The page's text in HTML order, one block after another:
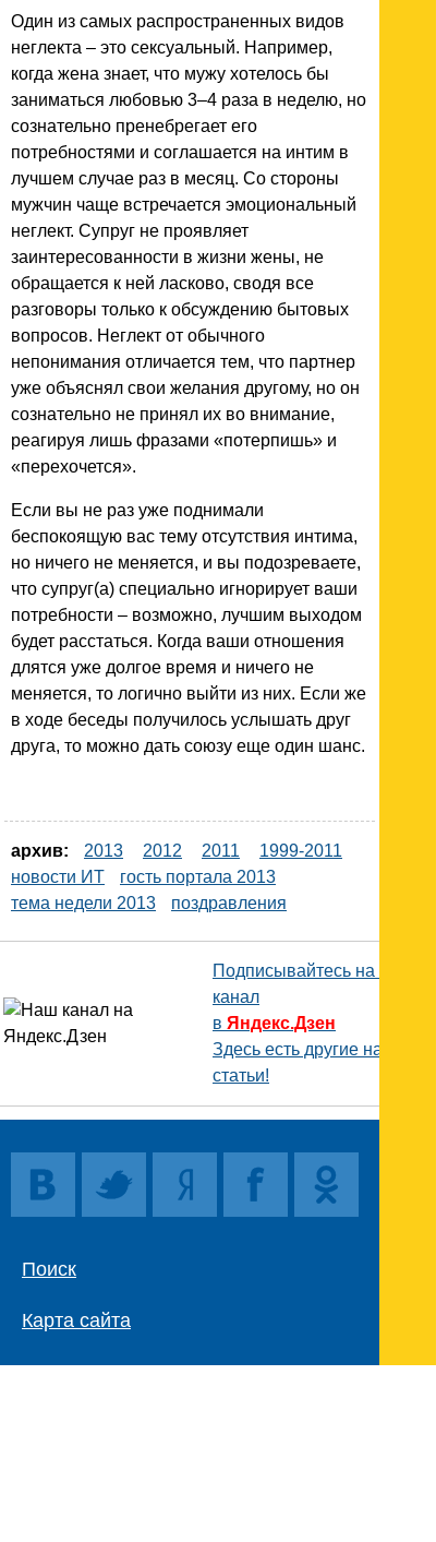
Один из самых распространенных видов
неглекта – это сексуальный. Например,
когда жена знает, что мужу хотелось бы
заниматься любовью 3–4 раза в неделю, но
сознательно пренебрегает его
потребностями и соглашается на интим в
лучшем случае раз в месяц. Со стороны
мужчин чаще встречается эмоциональный
неглект. Супруг не проявляет
заинтересованности в жизни жены, не
обращается к ней ласково, сводя все
разговоры только к обсуждению бытовых
вопросов. Неглект от обычного
непонимания отличается тем, что партнер
уже объяснял свои желания другому, но он
сознательно не принял их во внимание,
реагируя лишь фразами «потерпишь» и
«перехочется».
Если вы не раз уже поднимали
беспокоящую вас тему отсутствия интима,
но ничего не меняется, и вы подозреваете,
что супруг(а) специально игнорирует ваши
потребности – возможно, лучшим выходом
будет расстаться. Когда ваши отношения
длятся уже долгое время и ничего не
меняется, то логично выйти из них. Если же
в ходе беседы получилось услышать друг
друга, то можно дать союзу еще один шанс.
архив: 2013 2012 2011
1999-2011
новости ИТ
гость портала 2013
тема недели 2013
поздравления
Подписывайтесь на наш
канал
в Яндекс.Дзен
Здесь есть другие наши
статьи!
Поиск
Карта сайта